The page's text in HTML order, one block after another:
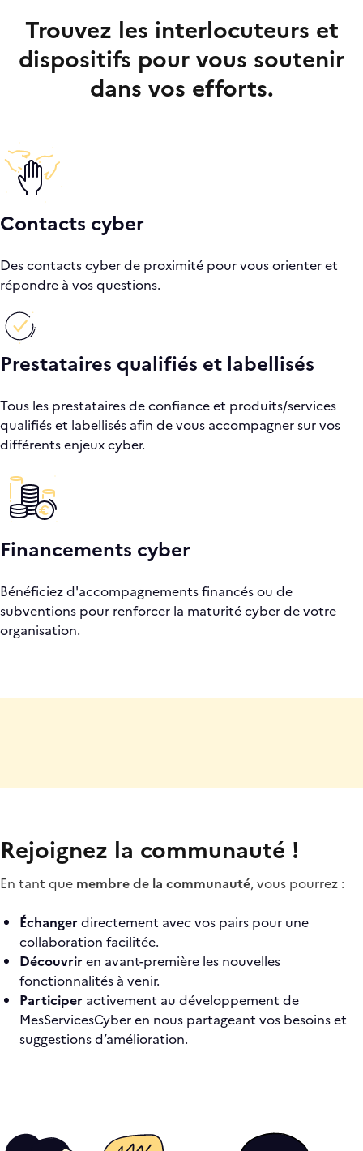
Trouvez les interlocuteurs et
dispositifs pour vous soutenir
dans vos efforts.
Contacts cyber
Des contacts cyber de proximité pour vous orienter et
répondre à vos questions.
Prestataires qualifiés et labellisés
Tous les prestataires de confiance et produits/services
qualifiés et labellisés afin de vous accompagner sur vos
différents enjeux cyber.
Financements cyber
Bénéficiez d'accompagnements financés ou de
subventions pour renforcer la maturité cyber de votre
organisation.
Rejoignez la communauté !
En tant que membre de la communauté, vous pourrez :
Échanger directement avec vos pairs pour une
collaboration facilitée.
Découvrir en avant-première les nouvelles
fonctionnalités à venir.
Participer activement au développement de
MesServicesCyber en nous partageant vos besoins et
suggestions d’amélioration.